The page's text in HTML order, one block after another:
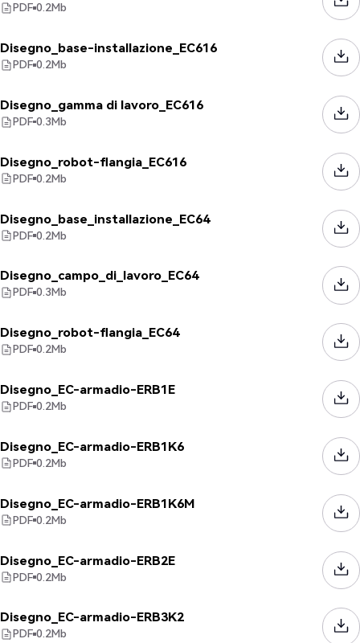
PDF 0.2Mb
Disegno_base-installazione_EC616
PDF 0.2Mb
Disegno_gamma di lavoro_EC616
PDF 0.3Mb
Disegno_robot-flangia_EC616
PDF 0.2Mb
Disegno_base_installazione_EC64
PDF 0.2Mb
Disegno_campo_di_lavoro_EC64
PDF 0.3Mb
Disegno_robot-flangia_EC64
PDF 0.2Mb
Disegno_EC-armadio-ERB1E
PDF 0.2Mb
Disegno_EC-armadio-ERB1K6
PDF 0.2Mb
Disegno_EC-armadio-ERB1K6M
PDF 0.2Mb
Disegno_EC-armadio-ERB2E
PDF 0.2Mb
Disegno_EC-armadio-ERB3K2
PDF 0.2Mb